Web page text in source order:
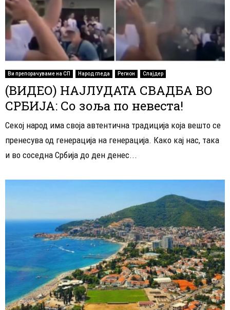
Ви препорачуваме на СП Народ гледа Регион Слајдер
(ВИДЕО) НАЈЛУДАТА СВАДБА ВО
СРБИЈА: Со зоља по невеста!
Секој народ има своја автентична традиција која вешто се
пренесува од генерација на генерација. Како кај нас, така
и во соседна Србија до ден денес...